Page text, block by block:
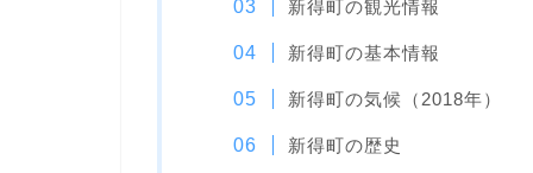
新得町の観光情報
新得町の基本情報
新得町の気候（2018年）
新得町の歴史